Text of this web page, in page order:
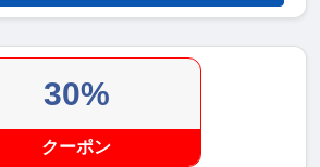
30%
クーポン